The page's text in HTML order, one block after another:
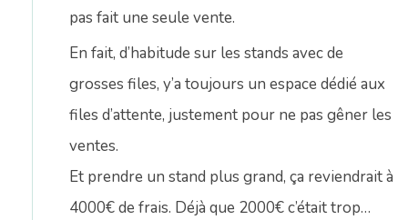
pas fait une seule vente.
En fait, d’habitude sur les stands avec de
grosses files, y’a toujours un espace dédié aux
files d’attente, justement pour ne pas gêner les
ventes.
Et prendre un stand plus grand, ça reviendrait à
4000€ de frais. Déjà que 2000€ c’était trop…